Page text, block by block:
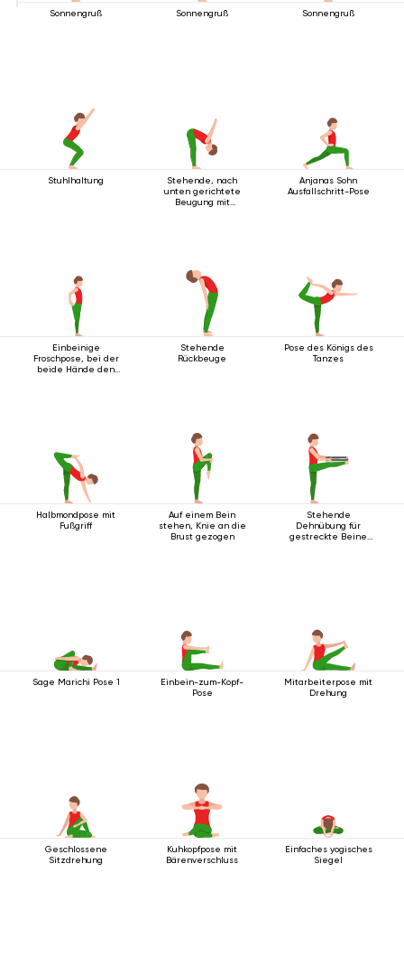
Sonnengruß Sonnengruß Sonnengruß
Stuhlhaltung
Stehende, nach
unten gerichtete
Beugung mit
Anjanas Sohn
Ausfallschritt-Pose
Einbeinige
Froschpose, bei der
beide Hände den
Stehende
Rückbeuge
Pose des Königs des
Tanzes
Halbmondpose mit
Fußgriff
Auf einem Bein
stehen, Knie an die
Brust gezogen
Stehende
Dehnübung für
gestreckte Beine
Sage Marichi Pose 1
Einbein-zum-Kopf-
Pose
Mitarbeiterpose mit
Drehung
Geschlossene
Sitzdrehung
Kuhkopfpose mit
Bärenverschluss
Einfaches yogisches
Siegel